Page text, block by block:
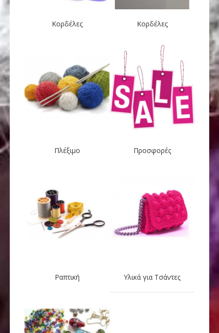
Κορδέλες Κορδέλες
Πλέξιμο Προσφορές
Ραπτική Υλικά για Τσάντες